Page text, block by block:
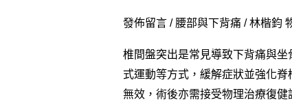
發佈留言 / 腰部與下背痛/林楷鈞
椎間盤突出是常見導致下背痛與
式運動等方式，緩解症狀並強化
無效，術後亦需接受物理治療復